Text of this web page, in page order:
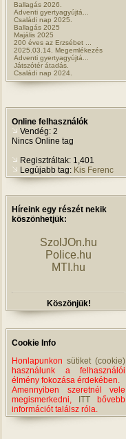
Ballagás 2026.
Adventi gyertyagyújtá...
Családi nap 2025.
Ballagás 2025
Majális 2025
200 éves az Erzsébet ...
2025.03.14. Megemlékezés
Adventi gyertyagyújtá...
Játszótér átadás.
Családi nap 2024.
Online felhasználók
Vendég: 2
Nincs Online tag
Regisztráltak: 1,401
Legújabb tag: Kis Ferenc
Híreink egy részét nekik
köszönhetjük:
SzolJOn.hu
Police.hu
MTI.hu
Köszönjük!
Cookie Info
Honlapunkon sütiket (cookie)
használunk a felhasználói
élmény fokozása érdekében.
Amennyiben szeretnél vele
megismerkedni,
ITT bővebb
információt találsz róla.